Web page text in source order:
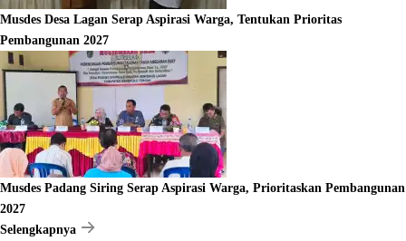
Musdes Desa Lagan Serap Aspirasi Warga, Tentukan Prioritas
Pembangunan 2027
Musdes Padang Siring Serap Aspirasi Warga, Prioritaskan Pembangunan
2027
Selengkapnya